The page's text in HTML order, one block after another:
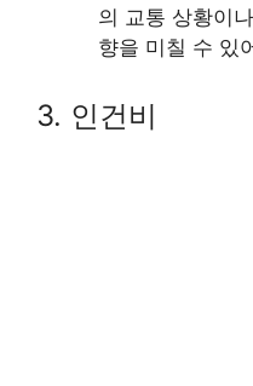
의 교통 상황이
향을 미칠 수 있
3. 인건비